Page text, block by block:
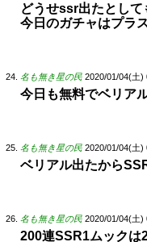
どうせssr出たとして
今日のガチャはプラ
名も無き星の民 2020/01/04(土)
今日も無料でベリア
名も無き星の民 2020/01/04(土)
ベリアル出たから
名も無き星の民 2020/01/04(土)
200連SSR1ムックは